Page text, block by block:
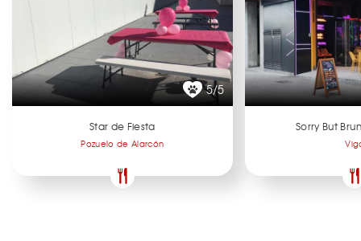
5/5
Star de Fiesta
Pozuelo de Alarcón
Sorry But